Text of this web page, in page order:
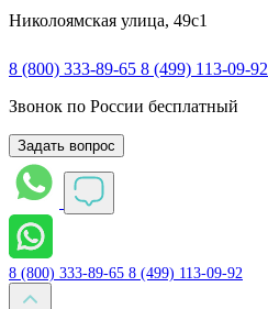
Николоямская улица, 49с1
8 (800) 333-89-65 8 (499) 113-09-92
Звонок по России бесплатный
Задать вопрос
8 (800) 333-89-65 8 (499) 113-09-92